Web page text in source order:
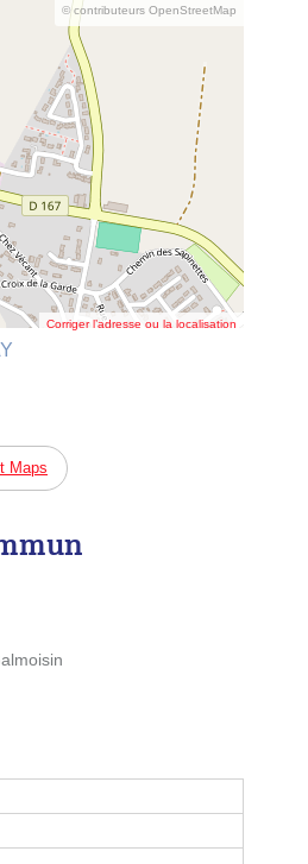
© contributeurs OpenStreetMap
Corriger l’adresse ou la localisation
Maps